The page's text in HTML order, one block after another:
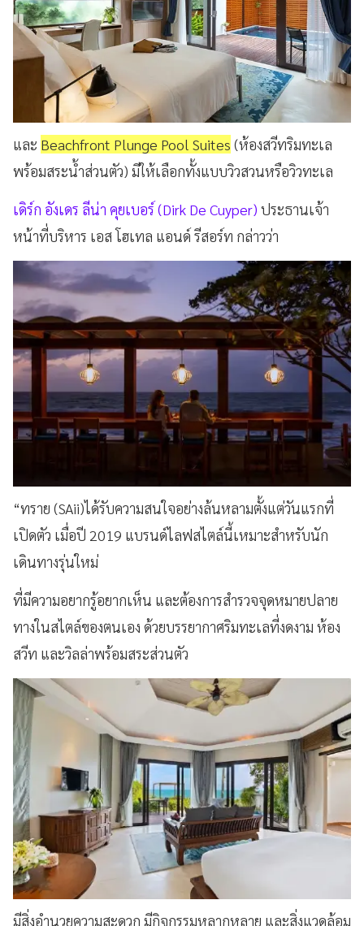
และ Beachfront Plunge Pool Suites (ห้องสวีทริมทะเล
พร้อมสระน้ำส่วนตัว) มีให้เลือกทั้งแบบวิวสวนหรือวิวทะเล
เดิร์ก อังเดร ลีน่า คุยเบอร์ (Dirk De Cuyper) ประธานเจ้า
หน้าที่บริหาร เอส โฮเทล แอนด์ รีสอร์ท กล่าวว่า
“ทราย (SAii)ได้รับความสนใจอย่างล้นหลามตั้งแต่วันแรกที่
เปิดตัว เมื่อปี 2019 แบรนด์ไลฟสไตล์นี้เหมาะสำหรับนัก
เดินทางรุ่นใหม่
ที่มีความอยากรู้อยากเห็น และต้องการสำรวจจุดหมายปลาย
ทางในสไตล์ของตนเอง ด้วยบรรยากาศริมทะเลที่งดงาม ห้อง
สวีท และวิลล่าพร้อมสระส่วนตัว
มีสิ่งอำนวยความสะดวก มีกิจกรรมหลากหลาย และสิ่งแวดล้อม